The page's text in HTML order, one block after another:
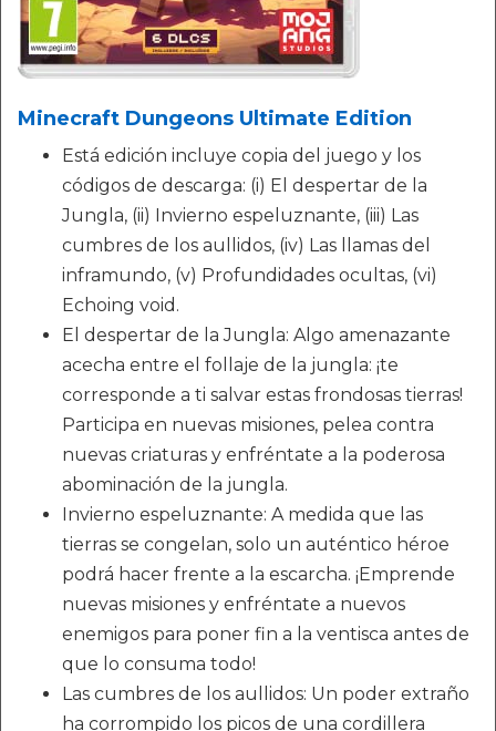
Minecraft Dungeons Ultimate Edition
Está edición incluye copia del juego y los
códigos de descarga: (i) El despertar de la
Jungla, (ii) Invierno espeluznante, (iii) Las
cumbres de los aullidos, (iv) Las llamas del
inframundo, (v) Profundidades ocultas, (vi)
Echoing void.
El despertar de la Jungla: Algo amenazante
acecha entre el follaje de la jungla: ¡te
corresponde a ti salvar estas frondosas tierras!
Participa en nuevas misiones, pelea contra
nuevas criaturas y enfréntate a la poderosa
abominación de la jungla.
Invierno espeluznante: A medida que las
tierras se congelan, solo un auténtico héroe
podrá hacer frente a la escarcha. ¡Emprende
nuevas misiones y enfréntate a nuevos
enemigos para poner fin a la ventisca antes de
que lo consuma todo!
Las cumbres de los aullidos: Un poder extraño
ha corrompido los picos de una cordillera